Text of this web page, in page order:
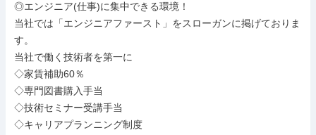
◎エンジニア(仕事)に集中できる環境！
当社では「エンジニアファースト」をスローガンに掲げておりま
す。
当社で働く技術者を第一に
◇家賃補助60％
◇専門図書購入手当
◇技術セミナー受講手当
◇キャリアプランニング制度